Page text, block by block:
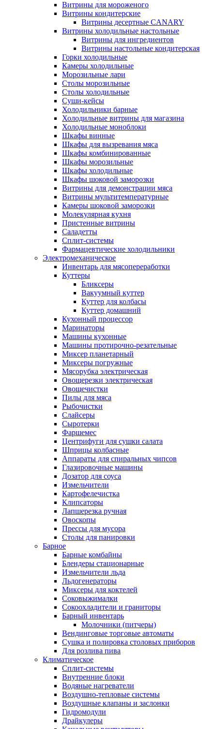
Витрины для мороженого
Витрины кондитерские
Витрины десертные CANARY
Витрины холодильные настольные
Витрины для ингредиентов
Витрины настольные кондитерская
Горки холодильные
Камеры холодильные
Морозильные лари
Столы морозильные
Столы холодильные
Суши-кейсы
Холодильники барные
Холодильные витрины для магазина
Холодильные моноблоки
Шкафы винные
Шкафы для вызревания мяса
Шкафы комбинированные
Шкафы морозильные
Шкафы холодильные
Шкафы шоковой заморозки
Витрины для демонстрации мяса
Витрины мультитемпературные
Камеры шоковой заморозки
Молекулярная кухня
Пристенные витрины
Саладетты
Сплит-системы
Фармацевтические холодильники
Электромеханическое
Инвентарь для мясопереработки
Куттеры
Бликсеры
Вакуумный куттер
Куттер для колбасы
Куттер домашний
Кухонный процессор
Маринаторы
Машины кухонные
Машины протирочно-резательные
Миксер планетарный
Миксеры погружные
Мясорубка электрическая
Овощерезки электрическая
Овощечистки
Пилы для мяса
Рыбочистки
Слайсеры
Сыротерки
Фаршемес
Центрифуги для сушки салата
Шприцы колбасные
Аппараты для спиральных чипсов
Глазировочные машины
Дозатор для соуса
Измельчители
Картофелечистка
Клипсаторы
Лапшерезка ручная
Овоскопы
Прессы для мусора
Столы для панировки
Барное
Барные комбайны
Блендеры стационарные
Измельчители льда
Льдогенераторы
Миксеры для коктелей
Соковыжималки
Сокоохладители и граниторы
Барный инвентарь
Молочники (питчеры)
Вендинговые торговые автоматы
Сушка и полировка столовых приборов
Для розлива пива
Климатическое
Сплит-системы
Внутренние блоки
Водяные нагреватели
Воздушно-тепловые системы
Воздушные клапаны и заслонки
Гидромодули
Драйкулеры